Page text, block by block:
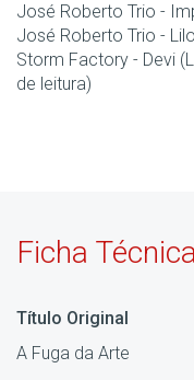
José Roberto Trio -
José Roberto Trio -
Storm Factory - Devi
de leitura)
Ficha Técnica
Título Original
A Fuga da Arte